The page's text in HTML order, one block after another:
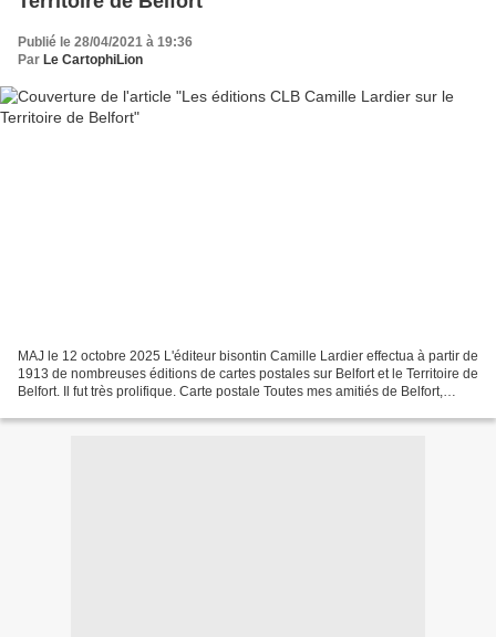
Publié le 28/04/2021 à 19:36
Par Le CartophiLion
MAJ le 12 octobre 2025 L'éditeur bisontin Camille Lardier effectua à partir de
1913 de nombreuses éditions de cartes postales sur Belfort et le Territoire de
Belfort. Il fut très prolifique. Carte postale Toutes mes amitiés de Belfort,